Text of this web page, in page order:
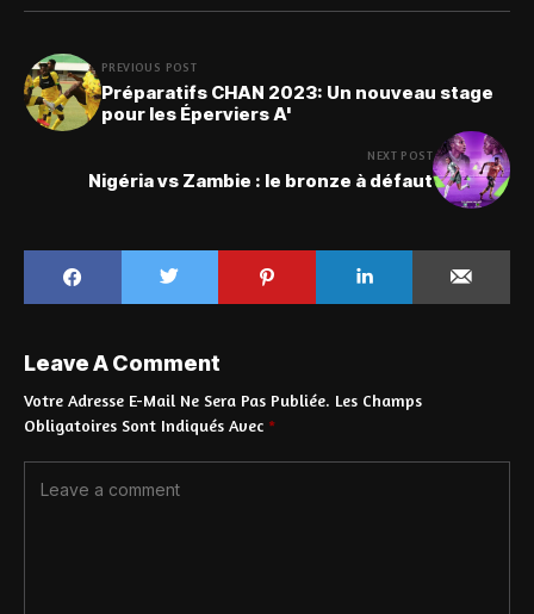
PREVIOUS POST
Préparatifs CHAN 2023: Un nouveau stage
pour les Éperviers A'
NEXT POST
Nigéria vs Zambie : le bronze à défaut
Leave A Comment
Votre Adresse E-Mail Ne Sera Pas Publiée. Les Champs
Obligatoires Sont Indiqués Avec *